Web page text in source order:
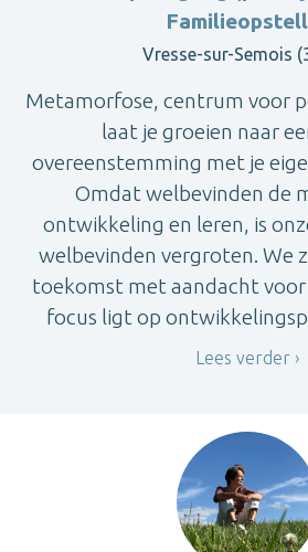
Vresse-sur-Semois
Metamorfose, centrum voor
laat je groeien naar
overeenstemming met je
Omdat welbevinden de
ontwikkeling en leren, is
welbevinden vergroten. We
toekomst met aandacht
focus ligt op
Lees verder